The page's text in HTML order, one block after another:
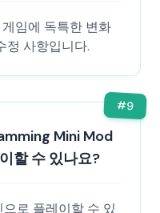
임에 독특한 변화
정 사항입니다.
#9
Mini Mod
할 수 있나요?
로 플레이할 수 있